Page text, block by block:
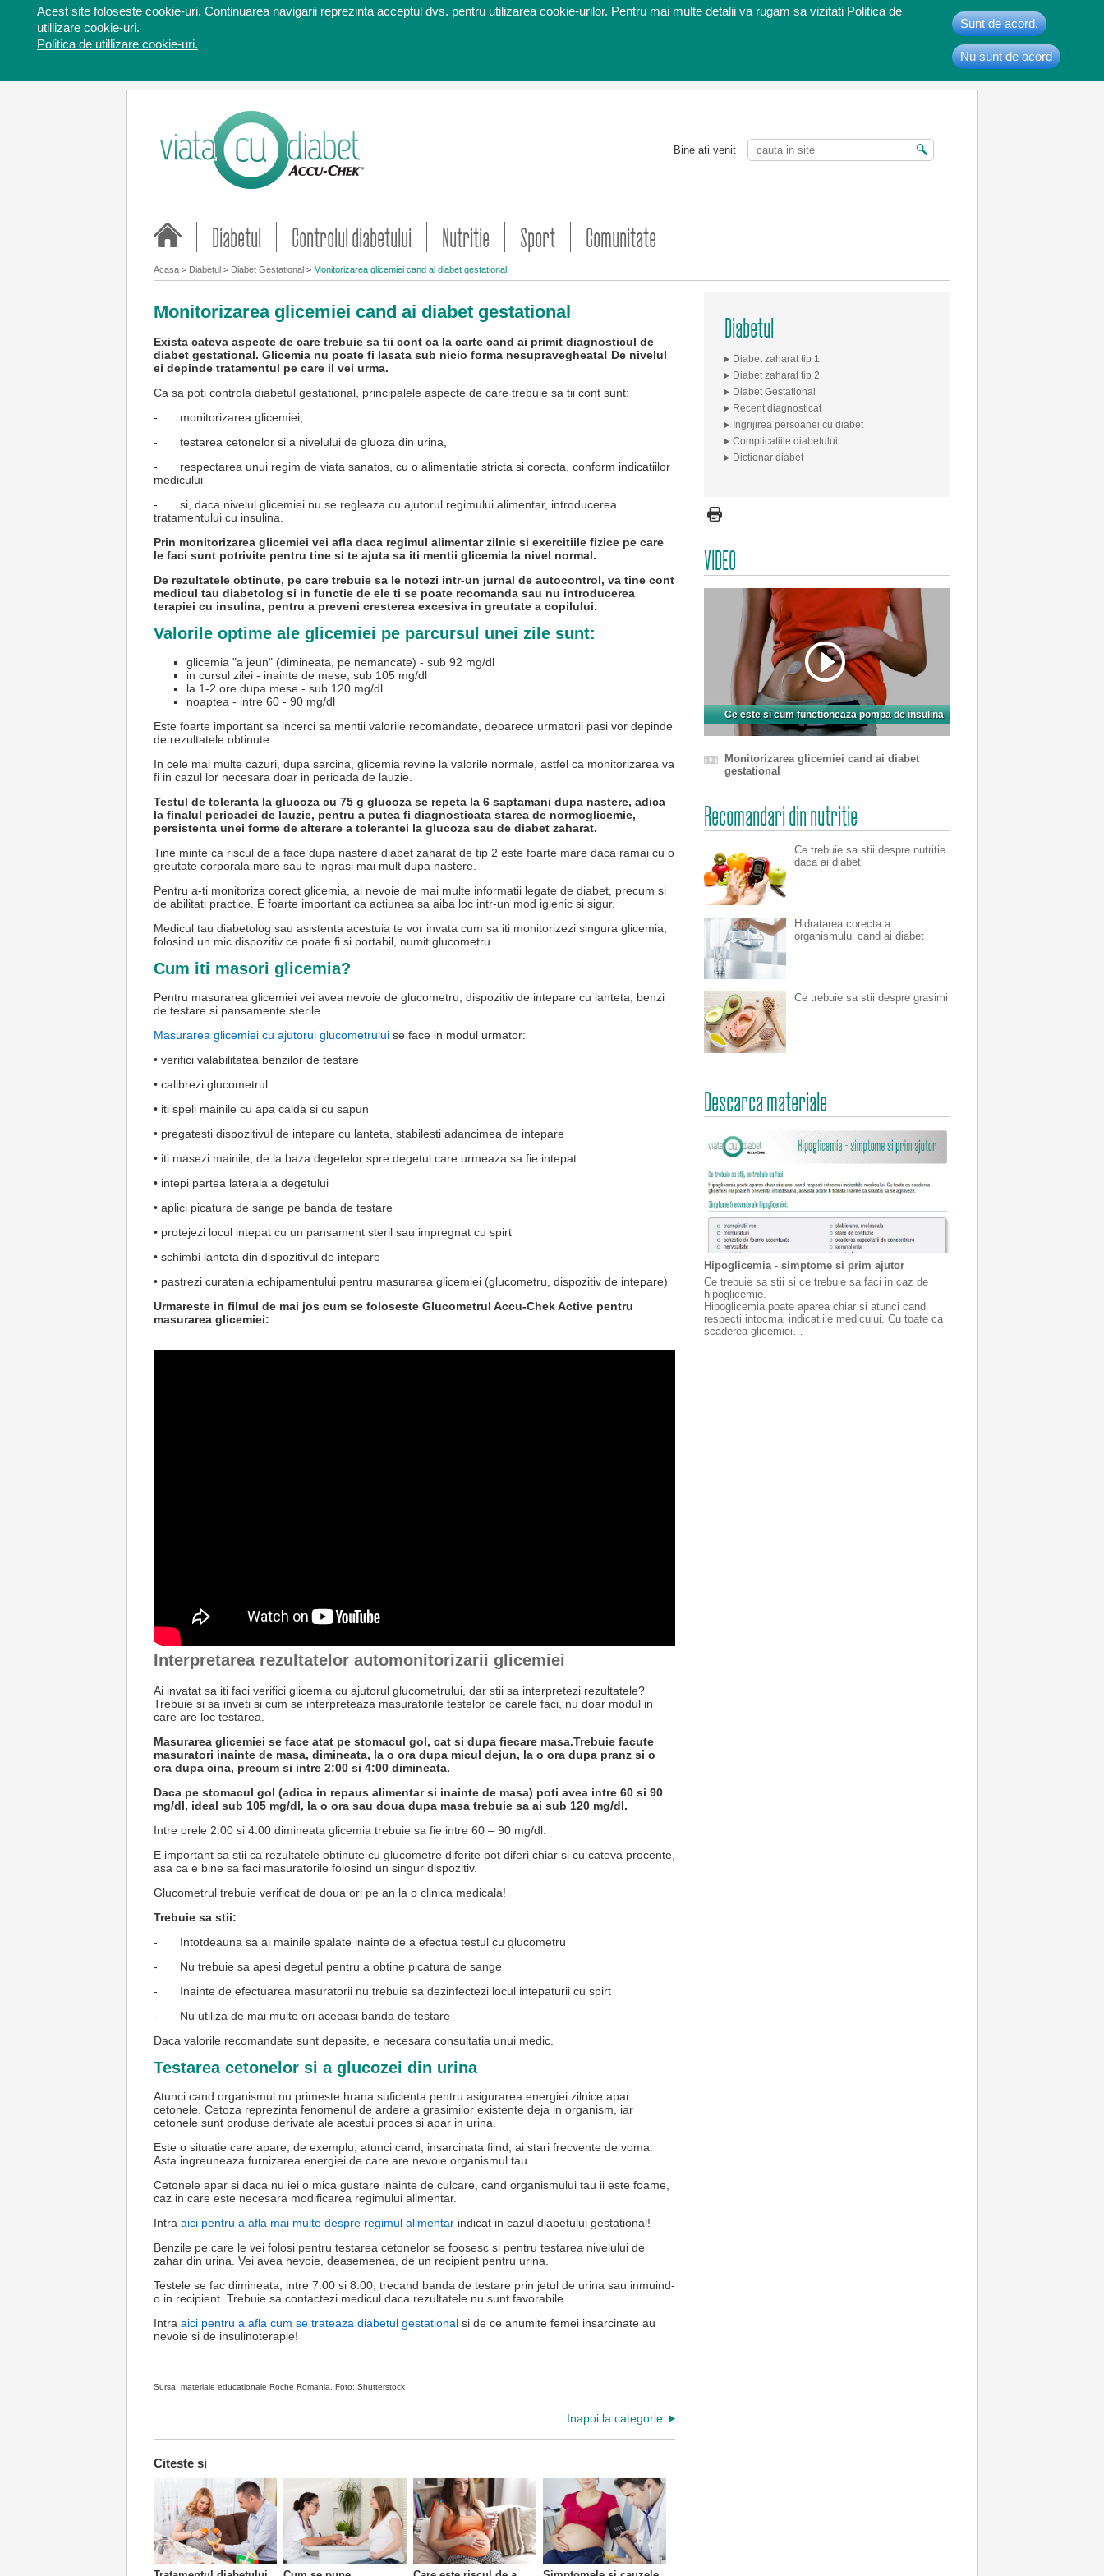
Acest site foloseste cookie-uri. Continuarea navigarii reprezinta acceptul dvs. pentru utilizarea cookie-urilor. Pentru mai multe detalii va rugam sa vizitati Politica de
utillizare cookie-uri.
Politica de utillizare cookie-uri.
Sunt de acord.
Nu sunt de acord
Bine ati venit
Diabetul Controlul diabetului Nutritie Sport Comunitate
Acasa > Diabetul > Diabet Gestational > Monitorizarea glicemiei cand ai diabet gestational
Monitorizarea glicemiei cand ai diabet gestational
Exista cateva aspecte de care trebuie sa tii cont ca la carte cand ai primit diagnosticul de
diabet gestational. Glicemia nu poate fi lasata sub nicio forma nesupravegheata! De nivelul
ei depinde tratamentul pe care il vei urma.
Ca sa poti controla diabetul gestational, principalele aspecte de care trebuie sa tii cont sunt:
-
monitorizarea glicemiei,
-
testarea cetonelor si a nivelului de gluoza din urina,
-
respectarea unui regim de viata sanatos, cu o alimentatie stricta si corecta, conform indicatiilor
medicului
-
si, daca nivelul glicemiei nu se regleaza cu ajutorul regimului alimentar, introducerea
tratamentului cu insulina.
Prin monitorizarea glicemiei vei afla daca regimul alimentar zilnic si exercitiile fizice pe care
le faci sunt potrivite pentru tine si te ajuta sa iti mentii glicemia la nivel normal.
De rezultatele obtinute, pe care trebuie sa le notezi intr-un jurnal de autocontrol, va tine cont
medicul tau diabetolog si in functie de ele ti se poate recomanda sau nu introducerea
terapiei cu insulina, pentru a preveni cresterea excesiva in greutate a copilului.
Valorile optime ale glicemiei pe parcursul unei zile sunt:
glicemia "a jeun" (dimineata, pe nemancate) - sub 92 mg/dl
in cursul zilei - inainte de mese, sub 105 mg/dl
la 1-2 ore dupa mese - sub 120 mg/dl
noaptea - intre 60 - 90 mg/dl
Este foarte important sa incerci sa mentii valorile recomandate, deoarece urmatorii pasi vor depinde
de rezultatele obtinute.
In cele mai multe cazuri, dupa sarcina, glicemia revine la valorile normale, astfel ca monitorizarea va
fi in cazul lor necesara doar in perioada de lauzie.
Testul de toleranta la glucoza cu 75 g glucoza se repeta la 6 saptamani dupa nastere, adica
la finalul perioadei de lauzie, pentru a putea fi diagnosticata starea de normoglicemie,
persistenta unei forme de alterare a tolerantei la glucoza sau de diabet zaharat.
Tine minte ca riscul de a face dupa nastere diabet zaharat de tip 2 este foarte mare daca ramai cu o
greutate corporala mare sau te ingrasi mai mult dupa nastere.
Pentru a-ti monitoriza corect glicemia, ai nevoie de mai multe informatii legate de diabet, precum si
de abilitati practice. E foarte important ca actiunea sa aiba loc intr-un mod igienic si sigur.
Medicul tau diabetolog sau asistenta acestuia te vor invata cum sa iti monitorizezi singura glicemia,
folosind un mic dispozitiv ce poate fi si portabil, numit glucometru.
Cum iti masori glicemia?
Pentru masurarea glicemiei vei avea nevoie de glucometru, dispozitiv de intepare cu lanteta, benzi
de testare si pansamente sterile.
Masurarea glicemiei cu ajutorul glucometrului se face in modul urmator:
• verifici valabilitatea benzilor de testare
• calibrezi glucometrul
• iti speli mainile cu apa calda si cu sapun
• pregatesti dispozitivul de intepare cu lanteta, stabilesti adancimea de intepare
• iti masezi mainile, de la baza degetelor spre degetul care urmeaza sa fie intepat
• intepi partea laterala a degetului
• aplici picatura de sange pe banda de testare
• protejezi locul intepat cu un pansament steril sau impregnat cu spirt
• schimbi lanteta din dispozitivul de intepare
• pastrezi curatenia echipamentului pentru masurarea glicemiei (glucometru, dispozitiv de intepare)
Urmareste in filmul de mai jos cum se foloseste Glucometrul Accu-Chek Active pentru
masurarea glicemiei:
Interpretarea rezultatelor automonitorizarii glicemiei
Ai invatat sa iti faci verifici glicemia cu ajutorul glucometrului, dar stii sa interpretezi rezultatele?
Trebuie si sa inveti si cum se interpreteaza masuratorile testelor pe carele faci, nu doar modul in
care are loc testarea.
Masurarea glicemiei se face atat pe stomacul gol, cat si dupa fiecare masa.Trebuie facute
masuratori inainte de masa, dimineata, la o ora dupa micul dejun, la o ora dupa pranz si o
ora dupa cina, precum si intre 2:00 si 4:00 dimineata.
Daca pe stomacul gol (adica in repaus alimentar si inainte de masa) poti avea intre 60 si 90
mg/dl, ideal sub 105 mg/dl, la o ora sau doua dupa masa trebuie sa ai sub 120 mg/dl.
Intre orele 2:00 si 4:00 dimineata glicemia trebuie sa fie intre 60 – 90 mg/dl.
E important sa stii ca rezultatele obtinute cu glucometre diferite pot diferi chiar si cu cateva procente,
asa ca e bine sa faci masuratorile folosind un singur dispozitiv.
Glucometrul trebuie verificat de doua ori pe an la o clinica medicala!
Trebuie sa stii:
-
Intotdeauna sa ai mainile spalate inainte de a efectua testul cu glucometru
-
Nu trebuie sa apesi degetul pentru a obtine picatura de sange
-
Inainte de efectuarea masuratorii nu trebuie sa dezinfectezi locul intepaturii cu spirt
-
Nu utiliza de mai multe ori aceeasi banda de testare
Daca valorile recomandate sunt depasite, e necesara consultatia unui medic.
Testarea cetonelor si a glucozei din urina
Atunci cand organismul nu primeste hrana suficienta pentru asigurarea energiei zilnice apar
cetonele. Cetoza reprezinta fenomenul de ardere a grasimilor existente deja in organism, iar
cetonele sunt produse derivate ale acestui proces si apar in urina.
Este o situatie care apare, de exemplu, atunci cand, insarcinata fiind, ai stari frecvente de voma.
Asta ingreuneaza furnizarea energiei de care are nevoie organismul tau.
Cetonele apar si daca nu iei o mica gustare inainte de culcare, cand organismului tau ii este foame,
caz in care este necesara modificarea regimului alimentar.
Intra aici pentru a afla mai multe despre regimul alimentar indicat in cazul diabetului gestational!
Benzile pe care le vei folosi pentru testarea cetonelor se foosesc si pentru testarea nivelului de
zahar din urina. Vei avea nevoie, deasemenea, de un recipient pentru urina.
Testele se fac dimineata, intre 7:00 si 8:00, trecand banda de testare prin jetul de urina sau inmuind-
o in recipient. Trebuie sa contactezi medicul daca rezultatele nu sunt favorabile.
Intra aici pentru a afla cum se trateaza diabetul gestational si de ce anumite femei insarcinate au
nevoie si de insulinoterapie!
Sursa: materiale educationale Roche Romania. Foto: Shutterstock
Inapoi la categorie
Citeste si
Diabetul
Diabet zaharat tip 1
Diabet zaharat tip 2
Diabet Gestational
Recent diagnosticat
Ingrijirea persoanei cu diabet
Complicatiile diabetului
Dictionar diabet
VIDEO
Ce este si cum functioneaza pompa de insulina
Monitorizarea glicemiei cand ai diabet
gestational
Recomandari din nutritie
Ce trebuie sa stii despre nutritie
daca ai diabet
Hidratarea corecta a
organismului cand ai diabet
Ce trebuie sa stii despre grasimi
Descarca materiale
Hipoglicemia - simptome si prim ajutor
Ce trebuie sa stii si ce trebuie sa faci in caz de
hipoglicemie.
Hipoglicemia poate aparea chiar si atunci cand
respecti intocmai indicatiile medicului. Cu toate ca
scaderea glicemiei…